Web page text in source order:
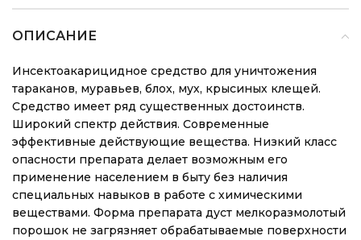
ОПИСАНИЕ
Инсектоакарицидное средство для уничтожения
тараканов, муравьев, блох, мух, крысиных клещей.
Средство имеет ряд существенных достоинств.
Широкий спектр действия. Современные
эффективные действующие вещества. Низкий класс
опасности препарата делает возможным его
применение населением в быту без наличия
специальных навыков в работе с химическими
веществами. Форма препарата дуст мелкоразмолотый
порошок не загрязняет обрабатываемые поверхности